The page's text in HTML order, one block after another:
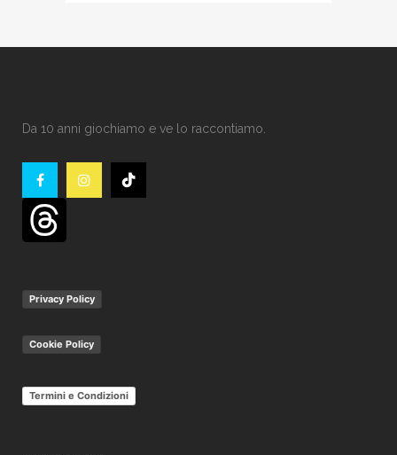
Da 10 anni giochiamo e ve lo raccontiamo.
Privacy Policy
Cookie Policy
Termini e Condizioni